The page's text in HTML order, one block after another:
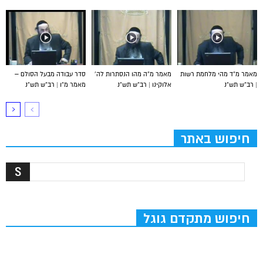
סדר עבודה מבעל הסולם –
מאמר מ”ו | רב”ש תש”נ
מאמר מ”ה מהו הנסתרות לה’
אלוקינו | רב”ש תש”נ
מאמר מ”ד מהי מלחמת רשות
| רב”ש תש”נ
חיפוש באתר
חיפוש מתקדם גוגל